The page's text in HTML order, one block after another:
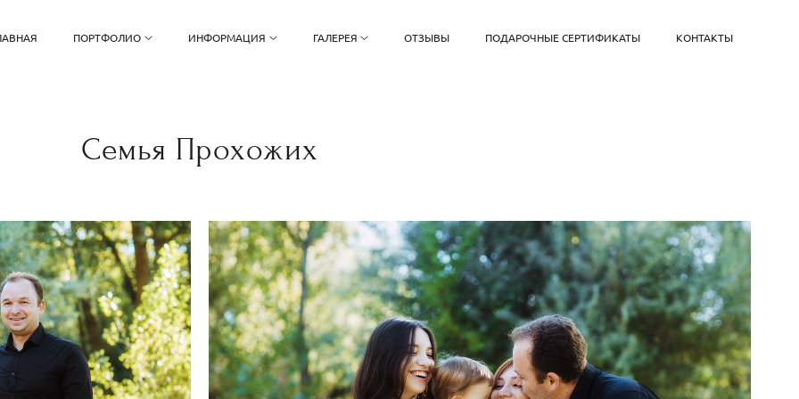
ПОРТФОЛИО ИНФОРМАЦИЯ ГАЛЕРЕЯ ОТЗЫВЫ ПОДАРОЧНЫЕ СЕРТИФИКАТЫ КОНТАКТЫ
Семья Прохожих